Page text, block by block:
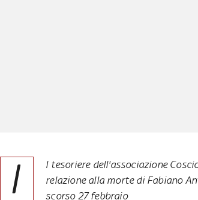
I
l tesoriere dell'associazione
relazione alla morte di Fabiano
scorso 27 febbraio